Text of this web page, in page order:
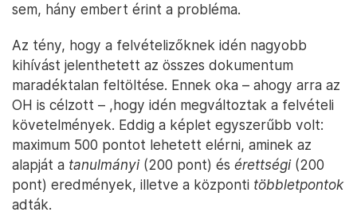
sem, hány embert érint a probléma.
Az tény, hogy a felvételizőknek idén nagyobb
kihívást jelenthetett az összes dokumentum
maradéktalan feltöltése. Ennek oka – ahogy arra az
OH is célzott – ,hogy idén megváltoztak a felvételi
követelmények. Eddig a képlet egyszerűbb volt:
maximum 500 pontot lehetett elérni, aminek az
alapját a tanulmányi(200 pont) és érettségi(200
pont) eredmények, illetve a központi többletpontok
adták.